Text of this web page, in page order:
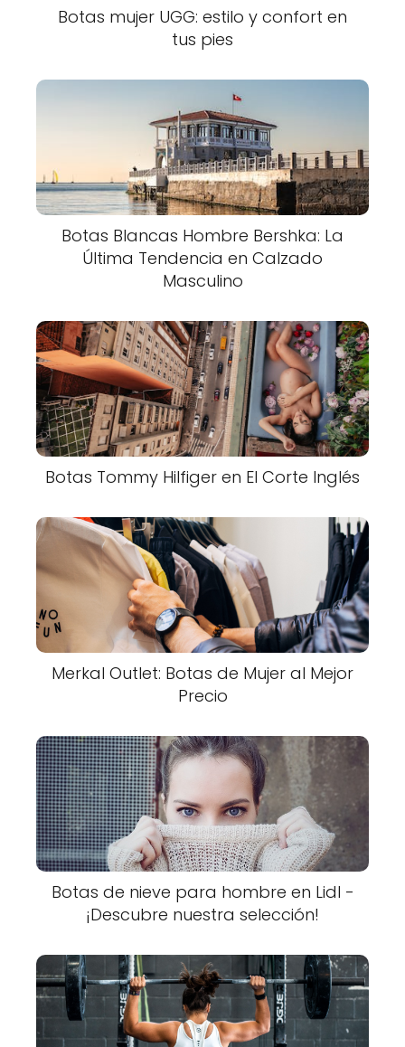
Botas mujer UGG: estilo y confort en
tus pies
Botas Blancas Hombre Bershka: La
Última Tendencia en Calzado
Masculino
Botas Tommy Hilfiger en El Corte Inglés
Merkal Outlet: Botas de Mujer al Mejor
Precio
Botas de nieve para hombre en Lidl -
¡Descubre nuestra selección!